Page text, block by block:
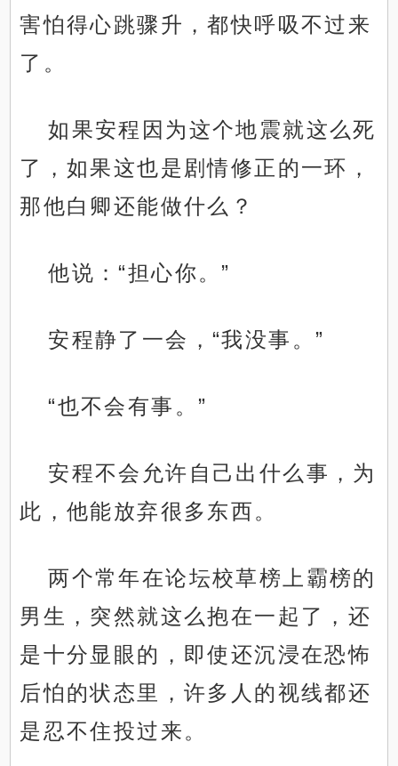
害怕得心跳骤升，都快呼吸不过来
了。
如果安程因为这个地震就这么死
了，如果这也是剧情修正的一环，
那他白卿还能做什么？
他说：“担心你。”
安程静了一会，“我没事。”
“也不会有事。”
安程不会允许自己出什么事，为
此，他能放弃很多东西。
两个常年在论坛校草榜上霸榜的
男生，突然就这么抱在一起了，还
是十分显眼的，即使还沉浸在恐怖
后怕的状态里，许多人的视线都还
是忍不住投过来。